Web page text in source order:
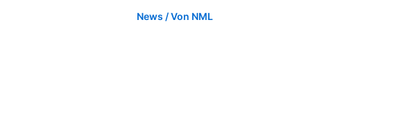
News / Von NML